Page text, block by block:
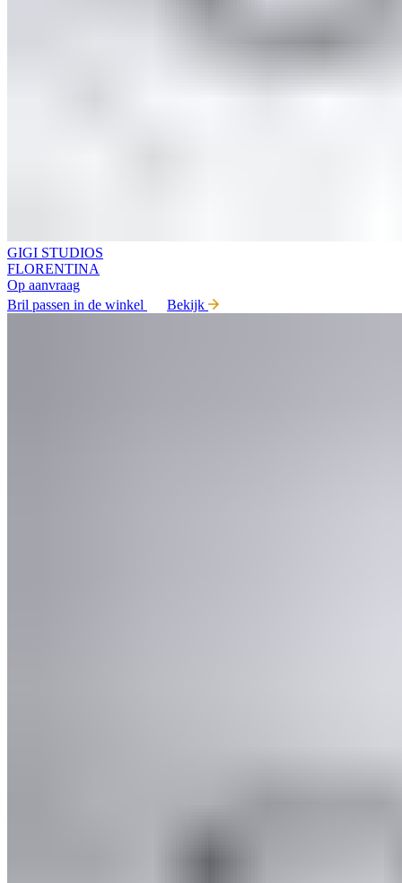
GIGI STUDIOS
FLORENTINA
Op aanvraag
Bril passen in de winkel
Bekijk